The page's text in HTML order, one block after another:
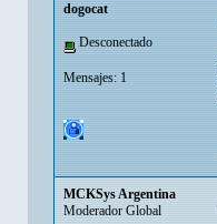
dogocat
Desconectado
Mensajes: 1
MCKSys Argentina
Moderador Global